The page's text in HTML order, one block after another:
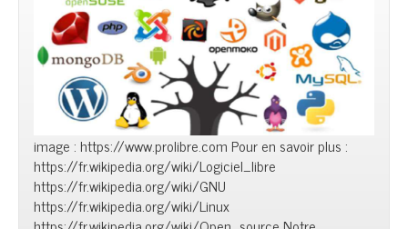
image : https://www.prolibre.com Pour en savoir plus :
https://fr.wikipedia.org/wiki/Logiciel_libre
https://fr.wikipedia.org/wiki/GNU
https://fr.wikipedia.org/wiki/Linux